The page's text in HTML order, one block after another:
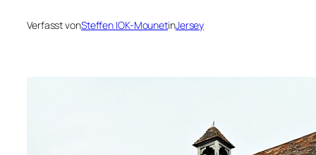
Verfasst vonSteffen IOK-MounetinJersey